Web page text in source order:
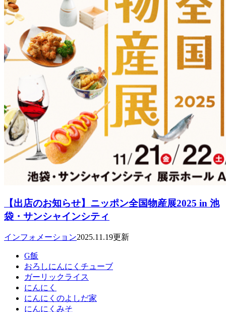
【出店のお知らせ】ニッポン全国物産展2025 in 池
袋・サンシャインシティ
インフォメーション2025.11.19更新
G飯
おろしにんにくチューブ
ガーリックライス
にんにく
にんにくのよしだ家
にんにくみそ